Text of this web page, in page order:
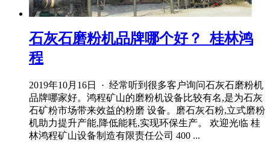
石灰石磨粉机品牌哪个好？_桂林鸿
程
2019年10月16日 · 经常听到很多客户询问石灰石磨粉机
品牌哪家好。鸿程矿山的磨粉机设备比较有名,是为石灰
石矿粉市场带来效益的粉磨 设备。磨石灰石粉,立式磨粉
机助力提升产能,降低能耗,实现环保生产。 欢迎光临 桂
林鸿程矿山设备制造有限责任公司 400 ...